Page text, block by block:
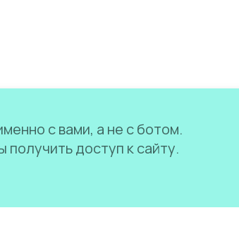
с вами, а не с ботом.
доступ к сайту.